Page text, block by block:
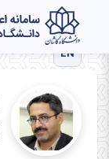
EN